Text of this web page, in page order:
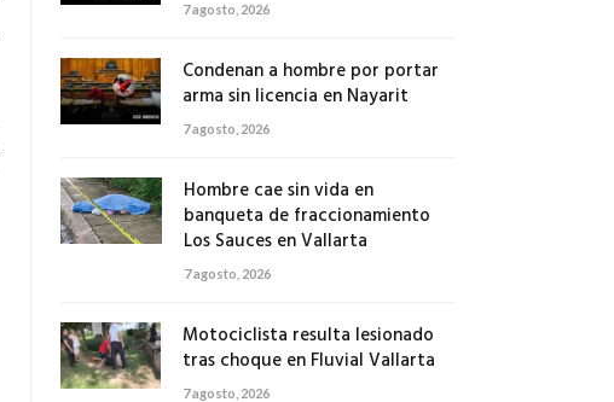
7 agosto, 2026
Condenan a hombre por portar
arma sin licencia en Nayarit
7 agosto, 2026
Hombre cae sin vida en
banqueta de fraccionamiento
Los Sauces en Vallarta
7 agosto, 2026
Motociclista resulta lesionado
tras choque en Fluvial Vallarta
7 agosto, 2026